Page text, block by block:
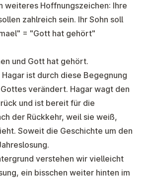
weiteres Hoffnungszeichen: Ihre
zahlreich sein. Ihr Sohn soll
= "Gott hat gehört"
und Gott hat gehört.
Hagar ist durch diese Begegnung
verändert. Hagar wagt den
und ist bereit für die
der Rückkehr, weil sie weiß,
Soweit die Geschichte um den
verstehen wir vielleicht
ein bisschen weiter hinten im